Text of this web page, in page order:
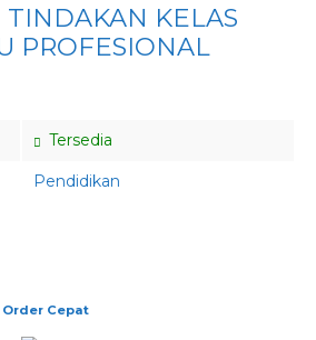
KELAS
PROFESIONAL
Tersedia
Pendidikan
Order Cepat